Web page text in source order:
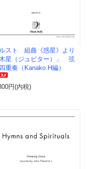
スト 組曲《惑星》より
木星（ジュピター）」 弦
重奏（Kanako.H編）
円(内税)